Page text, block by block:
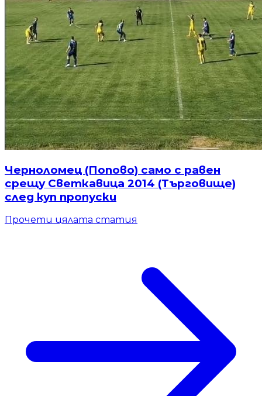
Черноломец (Попово) само с равен
срещу Светкавица 2014 (Търговище)
след куп пропуски
Прочети цялата статия